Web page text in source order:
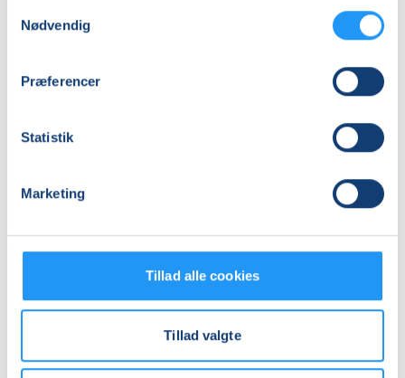
Nødvendig
Præferencer
Statistik
Marketing
Tillad alle cookies
Tillad valgte
Sidste mødegang
Antal mødegange
Adresse
, Aarhus C
(Godsbanens Keramikværksted)
Praktiske oplysninger
Mødegange